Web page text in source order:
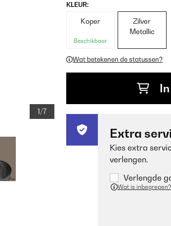
1/7
KLEUR:
Koper
Beschikbaar
Zilver
Metallic
Wat betekenen de statussen?
Extra
Kies extra
verlengen.
Verlengde
Wat is inbegrepen?